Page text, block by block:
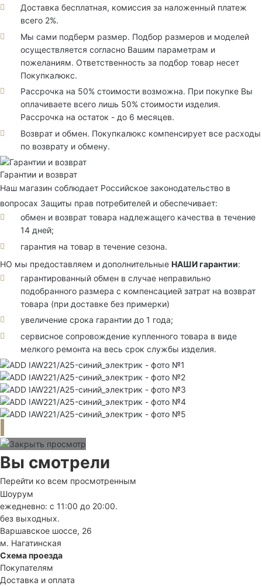
Доставка бесплатная, комиссия за наложенный платеж
всего 2%.
Мы сами подберм размер. Подбор размеров и моделей
осуществляется согласно Вашим параметрам и
пожеланиям. Ответственность за подбор товар несет
Покупкалюкс.
Рассрочка на 50% стоимости возможна. При покупке Вы
оплачиваете всего лишь 50% стоимости изделия.
Рассрочка на остаток - до 6 месяцев.
Возврат и обмен. Покупкалюкс компенсирует все расходы
по возврату и обмену.
Гарантии и возврат
Наш магазин соблюдает Российское законодательство в
вопросах Защиты прав потребителей и обеспечивает:
обмен и возврат товара надлежащего качества в течение
14 дней;
гарантия на товар в течение сезона.
НО мы предоставляем и дополнительные НАШИ гарантии:
гарантированный обмен в случае неправильно
подобранного размера с компенсацией затрат на возврат
товара (при доставке без примерки)
увеличение срока гарантии до 1 года;
сервисное сопровождение купленного товара в виде
мелкого ремонта на весь срок службы изделия.
Вы смотрели
Перейти ко всем просмотренным
Шоурум
ежедневно: с 11:00 до 20:00.
без выходных.
Варшавское шоссе, 26
м. Нагатинская
Схема проезда
Покупателям
Доставка и оплата